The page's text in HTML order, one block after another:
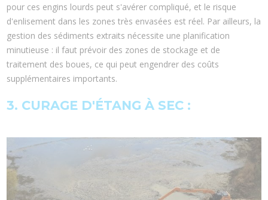
pour ces engins lourds peut s'avérer compliqué, et le risque
d'enlisement dans les zones très envasées est réel. Par ailleurs, la
gestion des sédiments extraits nécessite une planification
minutieuse : il faut prévoir des zones de stockage et de
traitement des boues, ce qui peut engendrer des coûts
supplémentaires importants.
3. CURAGE D'ÉTANG À SEC :